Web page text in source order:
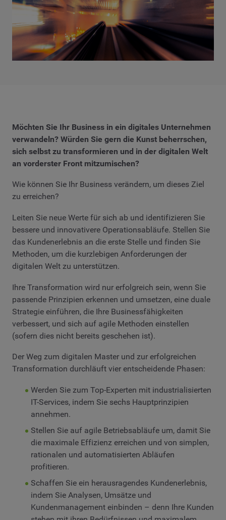
Möchten Sie Ihr Business in ein digitales Unternehmen
verwandeln? Würden Sie gern die Kunst beherrschen,
sich selbst zu transformieren und in der digitalen Welt
an vorderster Front mitzumischen?
Wie können Sie Ihr Business verändern, um dieses Ziel
zu erreichen?
Leiten Sie neue Werte für sich ab und identifizieren Sie
bessere und innovativere Operationsabläufe. Stellen Sie
das Kundenerlebnis an die erste Stelle und finden Sie
Methoden, um die kurzlebigen Anforderungen der
digitalen Welt zu unterstützen.
Ihre Transformation wird nur erfolgreich sein, wenn Sie
passende Prinzipien erkennen und umsetzen, eine duale
Strategie einführen, die Ihre Businessfähigkeiten
verbessert, und sich auf agile Methoden einstellen
(sofern dies nicht bereits geschehen ist).
Der Weg zum digitalen Master und zur erfolgreichen
Transformation durchläuft vier entscheidende Phasen:
Werden Sie zum Top-Experten mit industrialisierten
IT-Services, indem Sie sechs Hauptprinzipien
annehmen.
Stellen Sie auf agile Betriebsabläufe um, damit Sie
die maximale Effizienz erreichen und von simplen,
rationalen und automatisierten Abläufen
profitieren.
Schaffen Sie ein herausragendes Kundenerlebnis,
indem Sie Analysen, Umsätze und
Kundenmanagement einbinden – denn Ihre Kunden